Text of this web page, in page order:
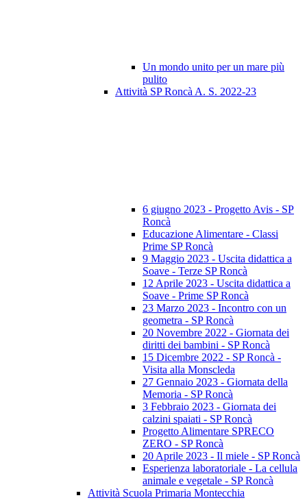
Un mondo unito per un mare più
pulito
Attività SP Roncà A. S. 2022-23
6 giugno 2023 - Progetto Avis - SP
Roncà
Educazione Alimentare - Classi
Prime SP Roncà
9 Maggio 2023 - Uscita didattica a
Soave - Terze SP Roncà
12 Aprile 2023 - Uscita didattica a
Soave - Prime SP Roncà
23 Marzo 2023 - Incontro con un
geometra - SP Roncà
20 Novembre 2022 - Giornata dei
diritti dei bambini - SP Roncà
15 Dicembre 2022 - SP Roncà -
Visita alla Monscleda
27 Gennaio 2023 - Giornata della
Memoria - SP Roncà
3 Febbraio 2023 - Giornata dei
calzini spaiati - SP Roncà
Progetto Alimentare SPRECO
ZERO - SP Roncà
20 Aprile 2023 - Il miele - SP Roncà
Esperienza laboratoriale - La cellula
animale e vegetale - SP Roncà
Attività Scuola Primaria Montecchia